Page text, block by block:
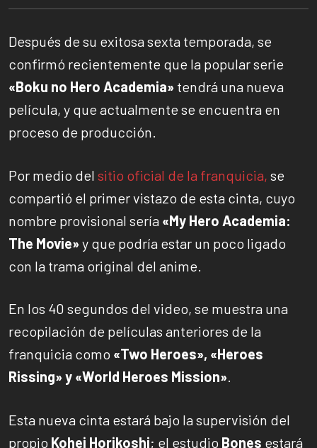
Después de su exitosa sexta temporada, se
confirmó recientemente que la popular serie
«Boku no Hero Academia» tendrá una nueva
película, y que actualmente se encuentra en
proceso de producción.
Por medio del sitio oficial de la franquicia, se
compartió el primer vistazo de esta cinta, cuyo
nombre provisional sería «My Hero Academia:
The Movie»y que podría estar un poco ligado
con la trama original del anime.
En los 40 segundos del video, se muestra una
recopilación de películas anteriores de la
franquicia como «Two Heroes», «Heroes
Rissing» y «World Heroes Mission».
Esta nueva cinta estará bajo la supervisión del
propio Kohei Horikoshi; el estudio Bones estará